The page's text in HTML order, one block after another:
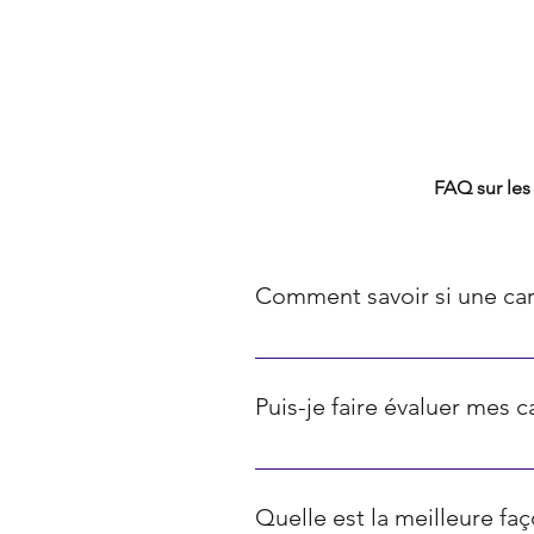
FAQ sur
Comment savoir si une
La rareté des cartes Pokémon
représentent les cartes ultra-
Puis-je faire évaluer mes
Oui, il existe diverses
Quelle est la meilleure